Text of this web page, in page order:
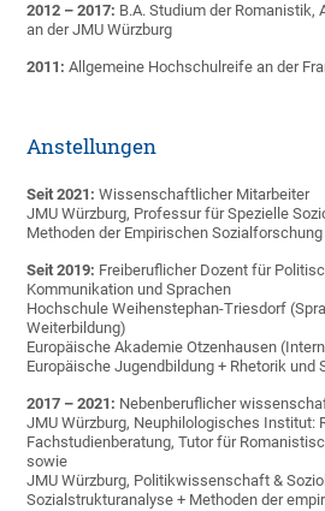
2012 – 2017: B.A. Studium der
an der JMU Würzburg
2011:Allgemeine Hochschulreife an der
Anstellungen
Seit 2021: Wissenschaftlicher Mitarbeiter
JMU Würzburg, Professur für Spezielle
Methoden der Empirischen Sozialforschung
Seit 2019: Freiberuflicher Dozent für
Kommunikation und Sprachen
Hochschule Weihenstephan-Triesdorf
Weiterbildung)
Europäische Akademie Otzenhausen
Europäische Jugendbildung + Rhetorik
2017 – 2021: Nebenberuflicher
JMU Würzburg, Neuphilologisches Institut:
Fachstudienberatung, Tutor für
sowie
JMU Würzburg, Politikwissenschaft &
Sozialstrukturanalyse + Methoden der